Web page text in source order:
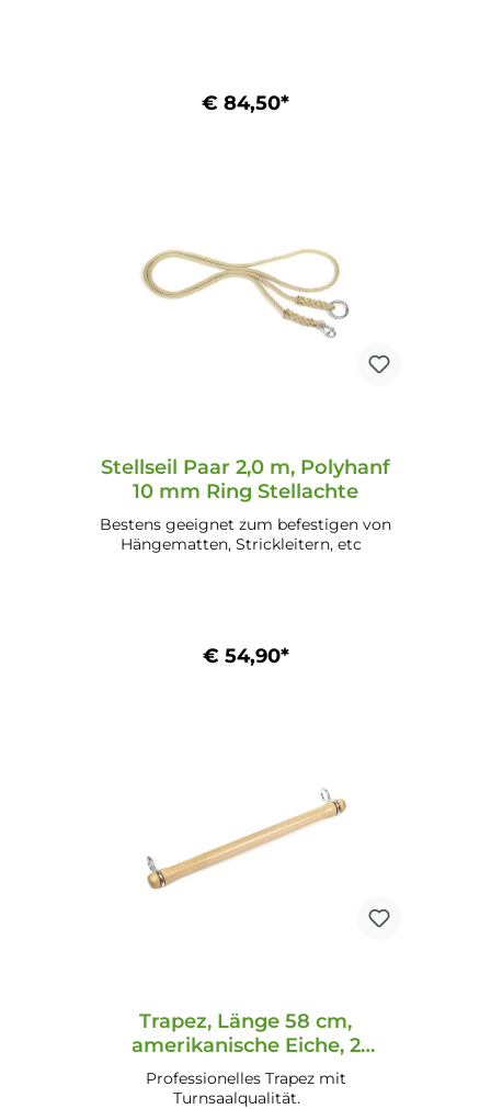
€ 84,50*
Stellseil Paar 2,0 m, Polyhanf
10 mm Ring Stellachte
Bestens geeignet zum befestigen von
Hängematten, Strickleitern, etc
€ 54,90*
Trapez, Länge 58 cm,
amerikanische Eiche, 2
Stahlösen
Professionelles Trapez mit
Turnsaalqualität.